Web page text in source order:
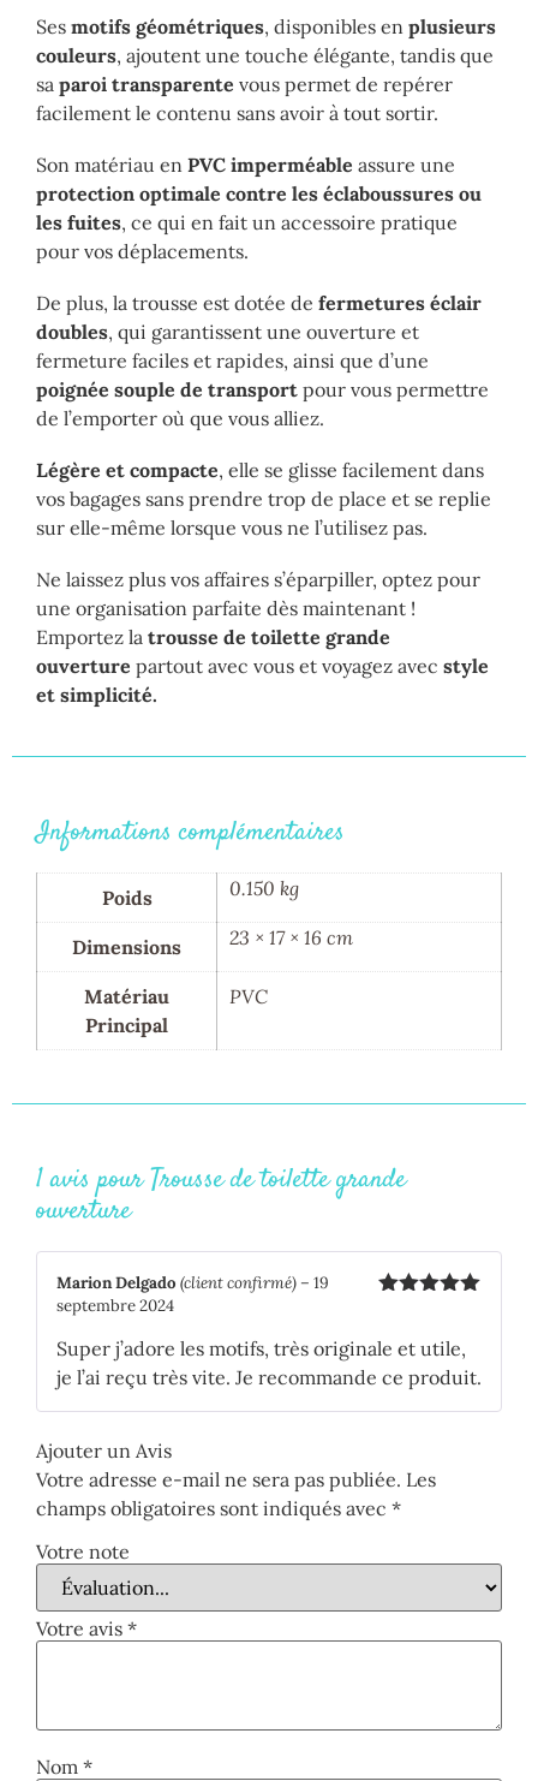
Ses motifs géométriques, disponibles en plusieurs
couleurs, ajoutent une touche élégante, tandis que
sa paroi transparente vous permet de repérer
facilement le contenu sans avoir à tout sortir.
Son matériau en PVC imperméable assure une
protection optimale contre les éclaboussures ou
les fuites, ce qui en fait un accessoire pratique
pour vos déplacements.
De plus, la trousse est dotée de fermetures éclair
doubles, qui garantissent une ouverture et
fermeture faciles et rapides, ainsi que d’une
poignée souple de transport pour vous permettre
de l’emporter où que vous alliez.
Légère et compacte, elle se glisse facilement dans
vos bagages sans prendre trop de place et se replie
sur elle-même lorsque vous ne l’utilisez pas.
Ne laissez plus vos affaires s’éparpiller, optez pour
une organisation parfaite dès maintenant !
Emportez la trousse de toilette grande
ouverture partout avec vous et voyagez avec style
et simplicité.
Informations complémentaires
Poids 0.150 kg
Dimensions 23 × 17 × 16 cm
Matériau
Principal
PVC
1 avis pourTrousse de toilette grande
ouverture
Marion Delgado (client confirmé) – 19
septembre 2024
Super j’adore les motifs, très originale et utile,
je l’ai reçu très vite. Je recommande ce produit.
Ajouter un Avis
Votre adresse e-mail ne sera pas publiée. Les
champs obligatoires sont indiqués avec *
Votre note
Votre avis *
Nom *